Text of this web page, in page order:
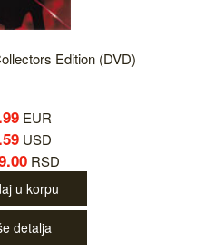
Edition (DVD)
EUR
USD
RSD
u korpu
detalja